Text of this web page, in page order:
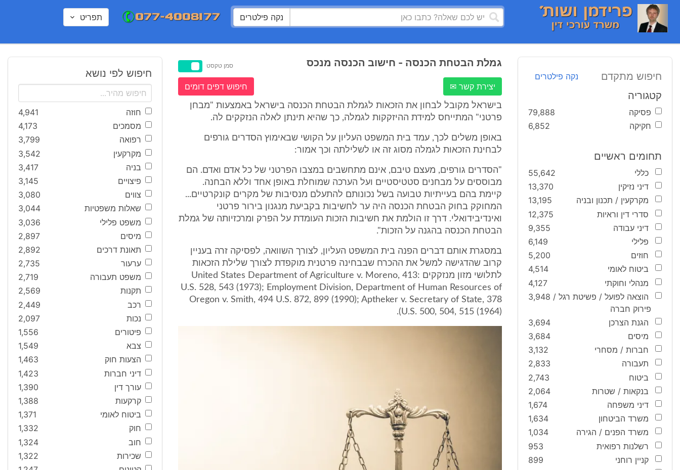
נקה פילטרים תפריט
חיפוש מתקדם נקה פילטרים
קטגוריה
פסיקה
79,888
חקיקה
6,852
תחומים ראשיים
כללי
55,642
דיני נזיקין
13,370
מקרקעין / תכנון ובניה
13,195
סדרי דין וראיות
12,375
דיני עבודה
9,355
פלילי
6,149
חוזים
5,200
ביטוח לאומי
4,514
מנהלי וחוקתי
4,127
הוצאה לפועל / פשיטת רגל /
פירוק חברה
3,948
הגנת הצרכן
3,694
מיסים
3,684
חברות / מסחרי
3,132
תעבורה
2,833
ביטוח
2,743
בנקאות / שטרות
2,064
דיני משפחה
1,674
משרד הביטחון
1,634
משרד הפנים / הגירה
1,034
רשלנות רפואית
953
קניין רוחני
899
גמלת הבטחת הכנסה - חישוב הכנסה מנכס סמן טקסט
יצירת קשר ✉ חיפוש דפים דומים
בישראל מקובל לבחון את הזכאות לגמלת הבטחת הכנסה בישראל באמצעות "מבחן
פרטני" המתייחס למידת ההיזקקות לגמלה, כך שהיא תינתן לאלה הנזקקים לה.
באופן משלים לכך, עמד בית המשפט העליון על הקושי שבאימוץ הסדרים גורפים
לבחינת הזכאות לגמלה מסוג זה או לשלילתה וכך אמור:
"הסדרים גורפים, מעצם טיבם, אינם מתחשבים במצבו הפרטני של כל אדם ואדם. הם
מבוססים על מבחנים סטטיסטיים ועל הערכה שמוחלת באופן אחד וללא הבחנה.
קיימת בהם בעייתיות טבועה בשל נכונותם להתעלם מנסיבות של מקרים קונקרטיים...
המחוקק בחוק הבטחת הכנסה היה ער לחשיבות בקביעת מנגנון בירור פרטני
ואינדיבידואלי. דרך זו הולמת את חשיבות הזכות העומדת על הפרק ומרכזיותה של גמלת
הבטחת הכנסה בהגנה על הזכות".
במסגרת אותם דברים הפנה בית המשפט העליון, לצורך השוואה, לפסיקה זרה בעניין
קרוב שהדגישה למשל את ההכרח שבבחינה פרטנית מוקפדת לצורך שלילת הזכאות
לתלושי מזון מנזקקים :United States Department of Agriculture v. Moreno, 413
U.S. 528, 543 (1973); Employment Division, Department of Human Resources of
Oregon v. Smith, 494 U.S. 872, 899 (1990); Aptheker v. Secretary of State, 378
U.S. 500, 504, 515 (1964)).
חיפוש לפי נושא
חוזה
4,941
מסמכים
4,173
רפואה
3,799
מקרקעין
3,542
בניה
3,417
פיצויים
3,145
צווים
3,080
שאלות משפטיות
3,044
משפט פלילי
3,036
מיסים
2,897
תאונת דרכים
2,892
ערעור
2,735
משפט תעבורה
2,719
תקנות
2,569
רכב
2,449
נכות
2,097
פיטורים
1,556
צבא
1,549
הצעות חוק
1,463
דיני חברות
1,423
עורך דין
1,390
קרקעות
1,388
ביטוח לאומי
1,371
חוק
1,332
חוב
1,324
שכירות
1,322